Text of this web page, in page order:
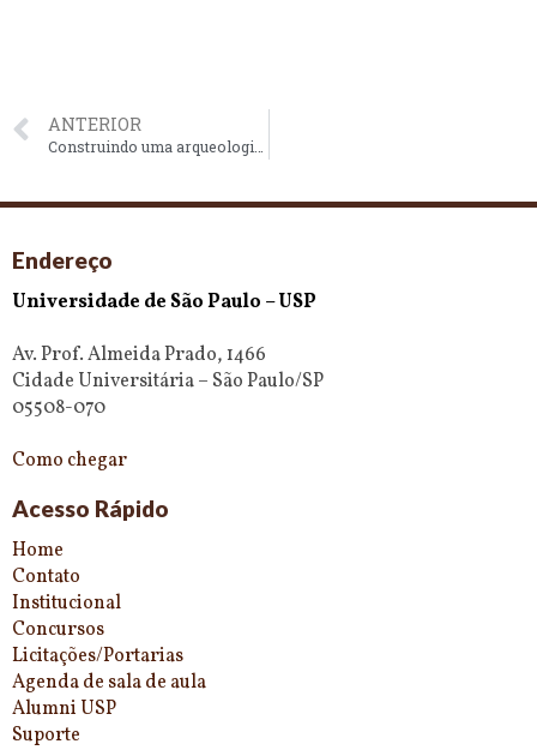
ANTERIOR
Endereço
Universidade de São Paulo – USP
Av. Prof. Almeida Prado, 1466
Cidade Universitária – São Paulo/SP
05508-070
Como chegar
Acesso Rápido
Home
Contato
Institucional
Concursos
Licitações/Portarias
Agenda de sala de aula
Alumni USP
Suporte